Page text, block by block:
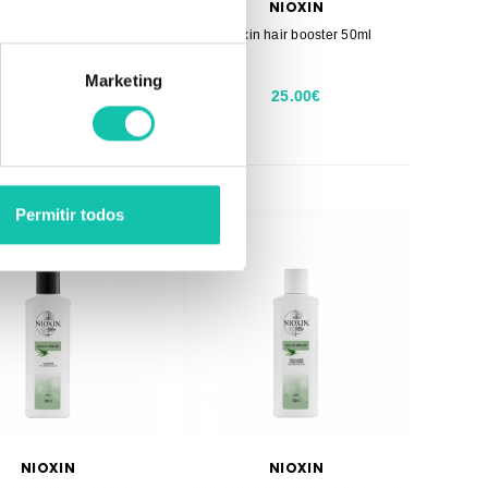
Marketing
Permitir todos
NIOXIN
Nioxin hair booster 50ml
25.00€
NIOXIN NIOXIN